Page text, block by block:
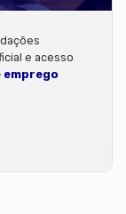
e acesso
emprego